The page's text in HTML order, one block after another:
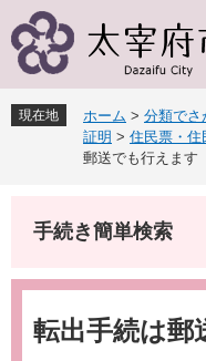
ー
先
頭
ニ
を
飛
現在地 ホーム > 分類でさ
証明 > 住民票・住
郵送でも行えます
手続き簡単検索
本
転出手続は郵